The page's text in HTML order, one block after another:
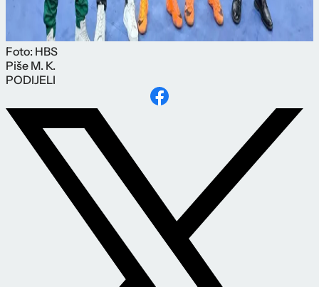
Foto: HBS
Piše M. K.
PODIJELI